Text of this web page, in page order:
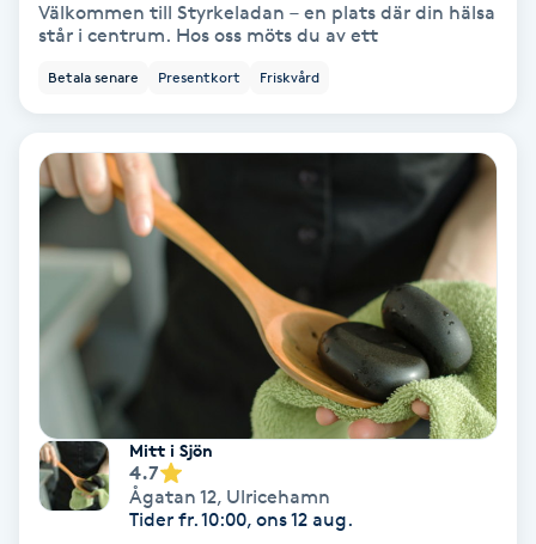
Brynfärgning
Brynplockning
Bröllopsuppsättning
Celluliter
Coachning
Välkommen till Styrkeladan – en plats där din hälsa
står i centrum. Hos oss möts du av ett
Betala senare Presentkort Friskvård
Mitt i Sjön
4.7
Ågatan 12, Ulricehamn
Tider fr. 10:00, ons 12 aug.